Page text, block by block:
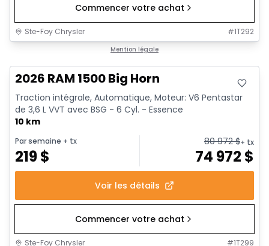
Commencer votre achat
Ste-Foy Chrysler #1T292
Mention légale
2026 RAM 1500 Big Horn
Traction intégrale, Automatique, Moteur: V6 Pentastar
de 3,6 L VVT avec BSG - 6 Cyl. - Essence
10 km
Par semaine + tx
219$
80 972$+ tx
74 972 $
Voir les détails
Commencer votre achat
Ste-Foy Chrysler #1T299